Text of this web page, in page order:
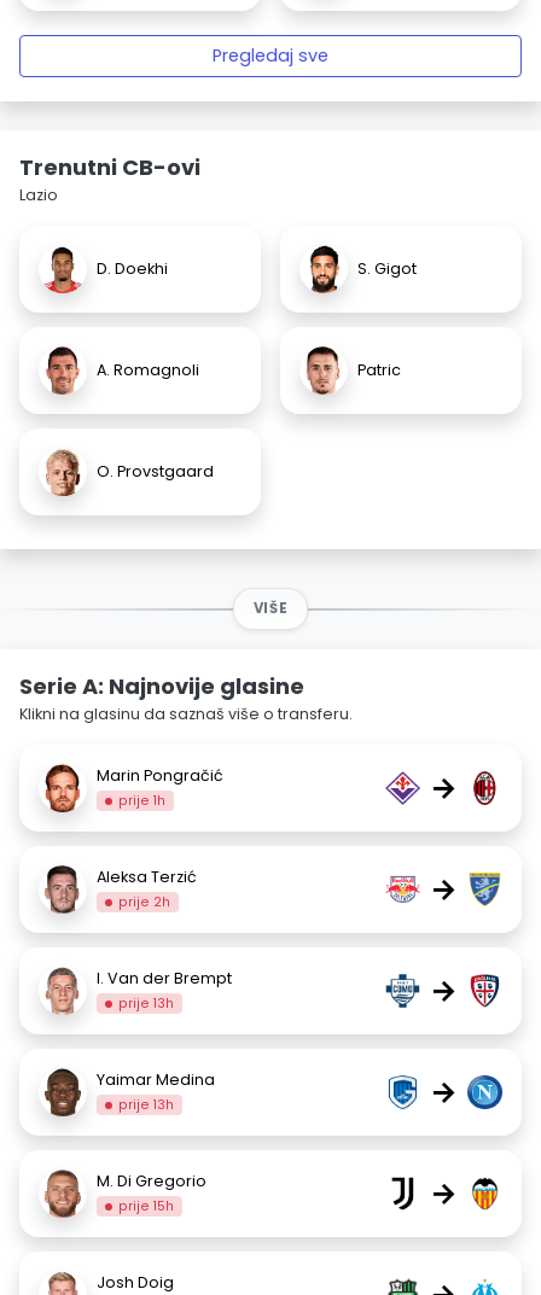
Pregledaj sve
Trenutni CB-ovi
Lazio
D. Doekhi S. Gigot
A. Romagnoli Patric
O. Provstgaard
VIŠE
Serie A: Najnovije glasine
Klikni na glasinu da saznaš više o transferu.
Marin Pongračić
prije 1h →
Aleksa Terzić
prije 2h →
I. Van der Brempt
prije 13h →
Yaimar Medina
prije 13h →
M. Di Gregorio
prije 15h →
Josh Doig